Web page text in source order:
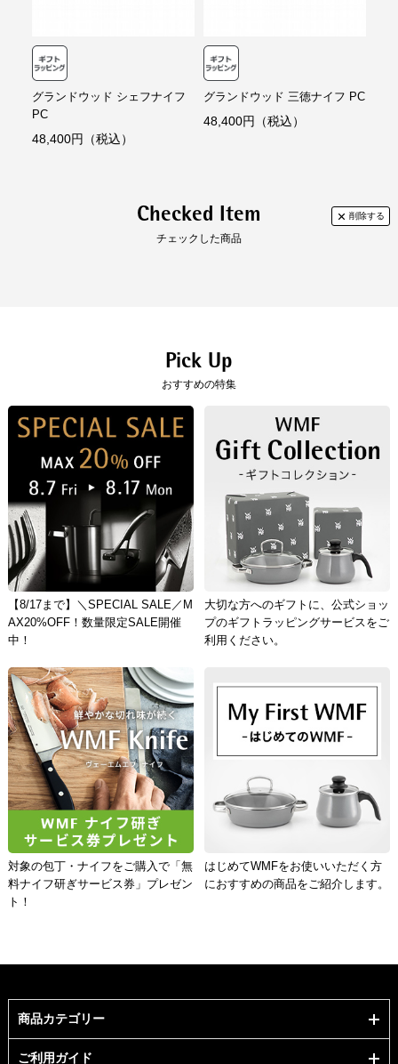
トマンシップが注がれた最高品質のナイフの製造方法は、創業当初から受け
継がれ、現代にも続いています。
【取扱説明書】
あり
性能
定格、製品仕様）
食器洗浄機使用:不可
グランドウッド シェフナイフ
PC
48,400円（税込）
グランドウッド 三徳ナイフ PC
48,400円（税込）
Checked Item
チェックした商品
Pick Up
おすすめの特集
【8/17まで】＼SPECIAL SALE／M
AX20%OFF！数量限定SALE開催
中！
大切な方へのギフトに、公式ショッ
プのギフトラッピングサービスをご
利用ください。
対象の包丁・ナイフをご購入で「無
料ナイフ研ぎサービス券」プレゼン
ト！
はじめてWMFをお使いいただく方
におすすめの商品をご紹介します。
商品カテゴリー
ご利用ガイド